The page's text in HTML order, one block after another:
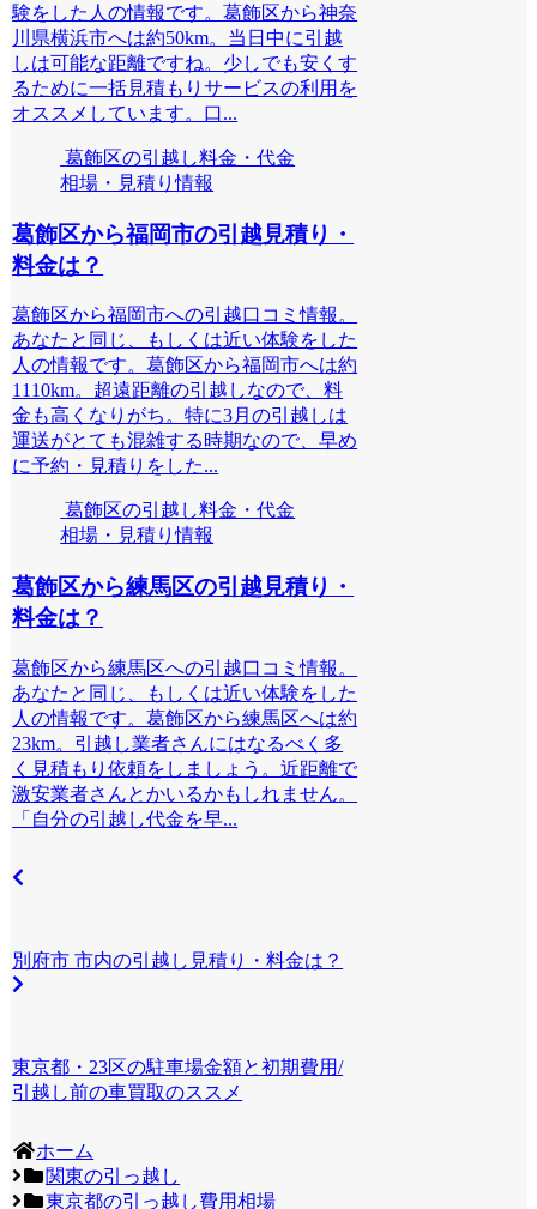
験をした人の情報です。葛飾区から神奈
川県横浜市へは約50km。当日中に引越
しは可能な距離ですね。少しでも安くす
るために一括見積もりサービスの利用を
オススメしています。口...
葛飾区の引越し料金・代金
相場・見積り情報
葛飾区から福岡市の引越見積り・
料金は？
葛飾区から福岡市への引越口コミ情報。
あなたと同じ、もしくは近い体験をした
人の情報です。葛飾区から福岡市へは約
1110km。超遠距離の引越しなので、料
金も高くなりがち。特に3月の引越しは
運送がとても混雑する時期なので、早め
に予約・見積りをした...
葛飾区の引越し料金・代金
相場・見積り情報
葛飾区から練馬区の引越見積り・
料金は？
葛飾区から練馬区への引越口コミ情報。
あなたと同じ、もしくは近い体験をした
人の情報です。葛飾区から練馬区へは約
23km。引越し業者さんにはなるべく多
く見積もり依頼をしましょう。近距離で
激安業者さんとかいるかもしれません。
「自分の引越し代金を早...
別府市 市内の引越し見積り・料金は？
東京都・23区の駐車場金額と初期費用/
引越し前の車買取のススメ
ホーム
関東の引っ越し
東京都の引っ越し費用相場